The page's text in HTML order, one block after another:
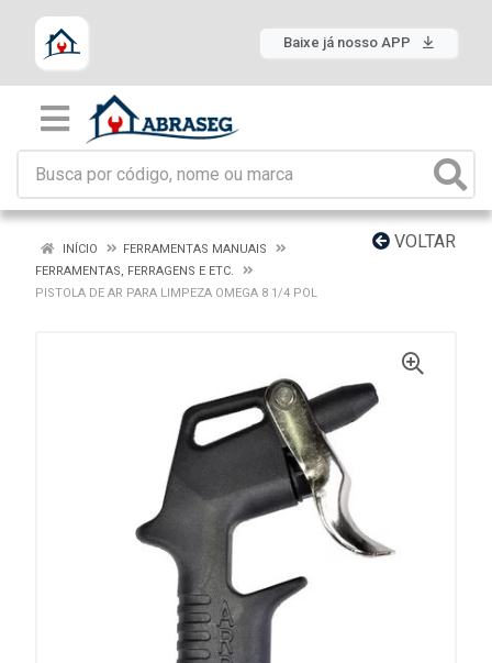
Baixe já nosso APP
VOLTAR
INÍCIO
FERRAMENTAS MANUAIS
FERRAMENTAS, FERRAGENS E ETC.
PISTOLA DE AR PARA LIMPEZA OMEGA 8 1/4 POL